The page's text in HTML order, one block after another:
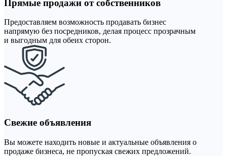
Прямые продажи от собственников
Предоставляем возможность продавать бизнес
напрямую без посредников, делая процесс прозрачным
и выгодным для обеих сторон.
Свежие объявления
Вы можете находить новые и актуальные объявления о
продаже бизнеса, не пропуская свежих предложений.